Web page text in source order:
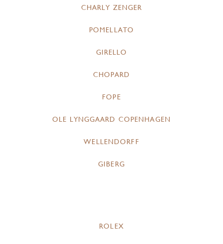
CHARLY ZENGER
POMELLATO
GIRELLO
CHOPARD
FOPE
OLE LYNGGAARD COPENHAGEN
WELLENDORFF
GIBERG
ROLEX